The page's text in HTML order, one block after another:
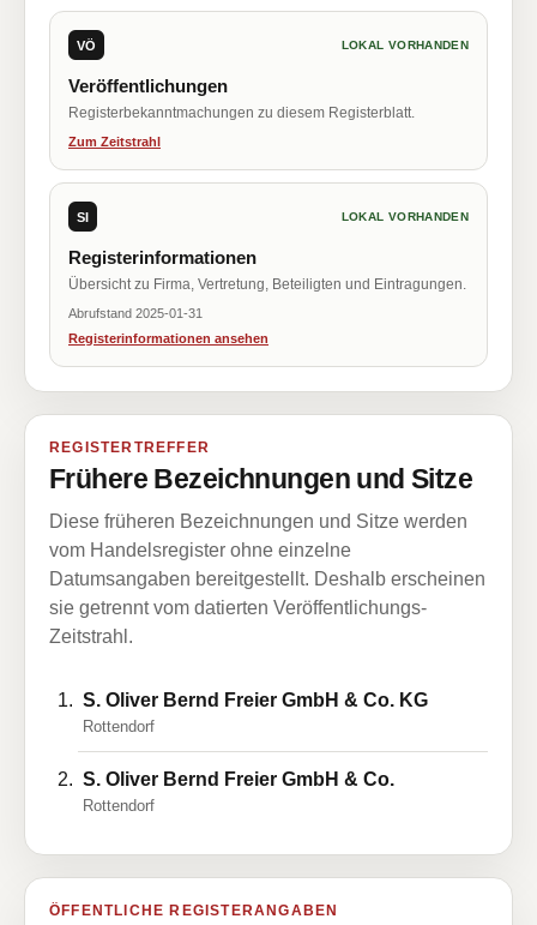
VÖ LOKAL VORHANDEN
Veröffentlichungen
Registerbekanntmachungen zu diesem Registerblatt.
Zum Zeitstrahl
SI LOKAL VORHANDEN
Registerinformationen
Übersicht zu Firma, Vertretung, Beteiligten und Eintragungen.
Abrufstand 2025-01-31
Registerinformationen ansehen
REGISTERTREFFER
Frühere Bezeichnungen und Sitze
Diese früheren Bezeichnungen und Sitze werden
vom Handelsregister ohne einzelne
Datumsangaben bereitgestellt. Deshalb erscheinen
sie getrennt vom datierten Veröffentlichungs-
Zeitstrahl.
S. Oliver Bernd Freier GmbH & Co. KG
Rottendorf
S. Oliver Bernd Freier GmbH & Co.
Rottendorf
ÖFFENTLICHE REGISTERANGABEN